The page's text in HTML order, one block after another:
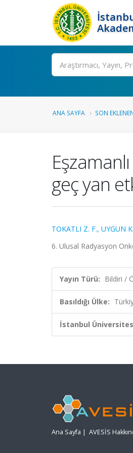
Ara
ANA SAYFA SON
geç yan
TOKATLI Z. F., UYGUN K.
6. Ulusal Radyasyon
Yayın Türü: Bildiri /
Basıldığı Ülke:
İstanbul
Ana Sayfa | AVESİS